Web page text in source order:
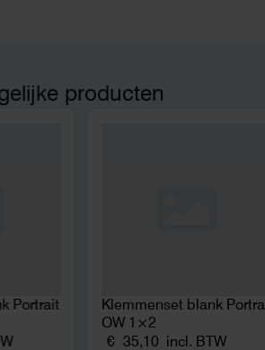
noodstroom voor de
producten
Portrait
Klemmenset blank
OW 1×2
€ 35,10 incl. BTW